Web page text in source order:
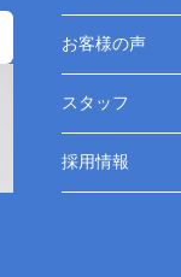
お客様の声
スタッフ
採用情報